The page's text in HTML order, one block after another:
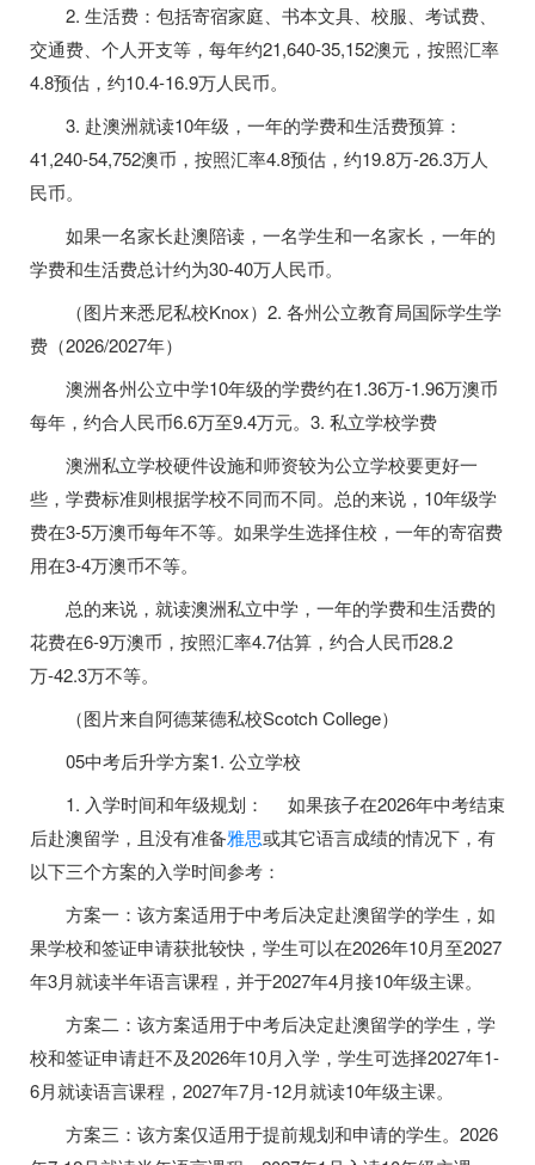
2. 生活费：包括寄宿家庭、书本文具、校服、考试费、
交通费、个人开支等，每年约21,640-35,152澳元，按照汇率
4.8预估，约10.4-16.9万人民币。
3. 赴澳洲就读10年级，一年的学费和生活费预算：
41,240-54,752澳币，按照汇率4.8预估，约19.8万-26.3万人
民币。
如果一名家长赴澳陪读，一名学生和一名家长，一年的
学费和生活费总计约为30-40万人民币。
（图片来悉尼私校Knox）2. 各州公立教育局国际学生学
费（2026/2027年）
澳洲各州公立中学10年级的学费约在1.36万-1.96万澳币
每年，约合人民币6.6万至9.4万元。3. 私立学校学费
澳洲私立学校硬件设施和师资较为公立学校要更好一
些，学费标准则根据学校不同而不同。总的来说，10年级学
费在3-5万澳币每年不等。如果学生选择住校，一年的寄宿费
用在3-4万澳币不等。
总的来说，就读澳洲私立中学，一年的学费和生活费的
花费在6-9万澳币，按照汇率4.7估算，约合人民币28.2
万-42.3万不等。
（图片来自阿德莱德私校Scotch College）
05中考后升学方案1. 公立学校
1. 入学时间和年级规划： 如果孩子在2026年中考结束
后赴澳留学，且没有准备雅思或其它语言成绩的情况下，有
以下三个方案的入学时间参考：
方案一：该方案适用于中考后决定赴澳留学的学生，如
果学校和签证申请获批较快，学生可以在2026年10月至2027
年3月就读半年语言课程，并于2027年4月接10年级主课。
方案二：该方案适用于中考后决定赴澳留学的学生，学
校和签证申请赶不及2026年10月入学，学生可选择2027年1-
6月就读语言课程，2027年7月-12月就读10年级主课。
方案三：该方案仅适用于提前规划和申请的学生。2026